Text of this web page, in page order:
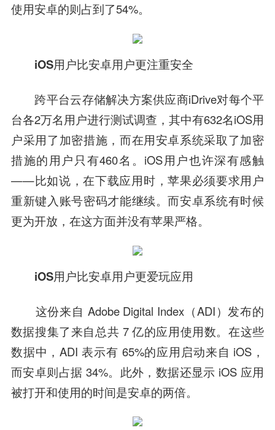
使用安卓的则占到了54%。
iOS用户比安卓用户更注重安全
跨平台云存储解决方案供应商iDrive对每个平
台各2万名用户进行测试调查，其中有632名iOS用
户采用了加密措施，而在用安卓系统采取了加密
措施的用户只有460名。iOS用户也许深有感触
——比如说，在下载应用时，苹果必须要求用户
重新键入账号密码才能继续。而安卓系统有时候
更为开放，在这方面并没有苹果严格。
iOS用户比安卓用户更爱玩应用
这份来自 Adobe Digital Index（ADI）发布的
数据搜集了来自总共 7 亿的应用使用数。在这些
数据中，ADI 表示有 65%的应用启动来自 iOS，
而安卓则占据 34%。此外，数据还显示 iOS 应用
被打开和使用的时间是安卓的两倍。